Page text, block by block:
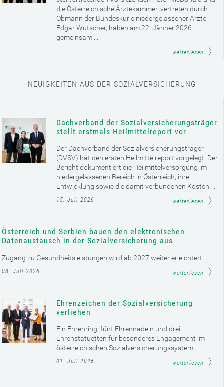
die Österreichische Ärztekammer, vertreten durch
Obmann der Bundeskurie niedergelassener Ärzte
Edgar Wutscher, haben am 22. Jänner 2026
gemeinsam ...
weiterlesen
NEUIGKEITEN AUS DER SOZIALVERSICHERUNG
Dachverband der Sozialversicherungsträger
stellt erstmals Heilmittelreport vor
Der Dachverband der Sozialversicherungsträger
(DVSV) hat den ersten Heilmittelreport vorgelegt. Der
Bericht dokumentiert die Heilmittelversorgung im
niedergelassenen Bereich in Österreich, ihre
Entwicklung sowie die damit verbundenen Kosten. ...
15. Juli 2026 weiterlesen
Österreich und Serbien bauen den elektronischen
Datenaustausch in der Sozialversicherung aus
Zugang zu Gesundheitsleistungen wird ab 2027 weiter erleichtert ...
08. Juli 2026 weiterlesen
Ehrenzeichen der Sozialversicherung
verliehen
Ein Ehrenring, fünf Ehrennadeln und drei
Ehrenstatuetten für besonderes Engagement im
österreichischen Sozialversicherungssystem ...
01. Juli 2026 weiterlesen